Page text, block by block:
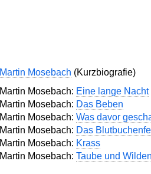
Martin Mosebach (Kurzbiografie)
Martin Mosebach: Eine lange Nacht
Martin Mosebach: Das Beben
Martin Mosebach: Was davor
Martin Mosebach: Das
Martin Mosebach: Krass
Martin Mosebach: Taube und